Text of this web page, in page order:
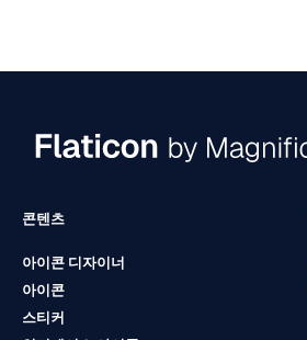
콘텐츠
아이콘 디자이너
아이콘
스티커